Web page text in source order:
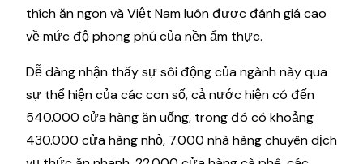
thích ăn ngon và Việt Nam luôn được đánh giá cao
về mức độ phong phú của nền ẩm thực.
Dễ dàng nhận thấy sự sôi động của ngành này qua
sự thể hiện của các con số, cả nước hiện có đến
540.000 cửa hàng ăn uống, trong đó có khoảng
430.000 cửa hàng nhỏ, 7.000 nhà hàng chuyên dịch